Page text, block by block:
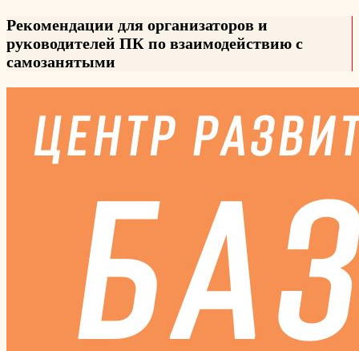
Рекомендации для организаторов и
руководителей ПК по взаимодействию с
самозанятыми